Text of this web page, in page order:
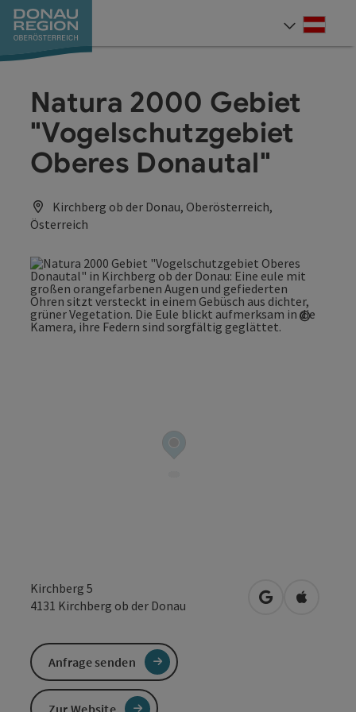
Zum Inhalt
Zur Navigation
Zum Seitenanfang
Zur Kontaktseite
Zum Impressum
Zur Startseite
Natura 2000 Gebiet
"Vogelschutzgebiet
Oberes Donautal"
Kirchberg ob der Donau, Oberösterreich,
Österreich
©
Kirchberg 5
4131 Kirchberg ob der Donau in Googlein Apple
Anfrage senden
Zur Website